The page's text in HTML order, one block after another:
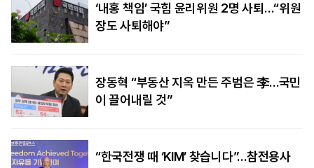
‘내홍 책임’ 국힘 윤리위원 2명 사퇴…“위원
장도 사퇴해야”
장동혁 “부동산 지옥 만든 주범은 李…국민
이 끌어내릴 것”
“한국전쟁 때 ‘KIM’ 찾습니다”…참전용사